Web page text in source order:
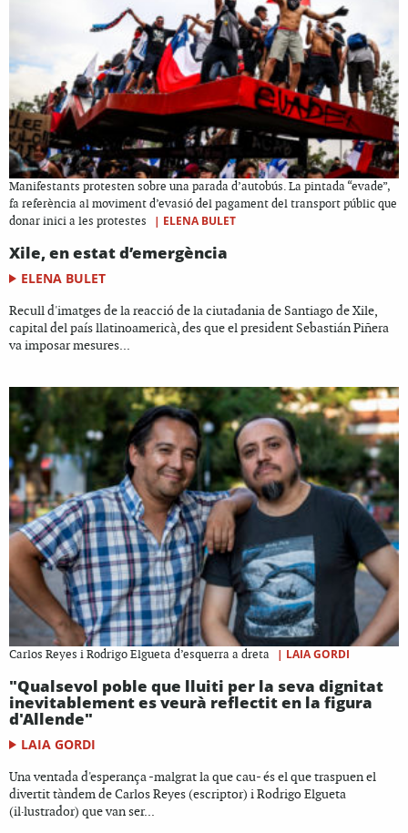
Manifestants protesten sobre una parada d’autobús. La pintada “evade”,
fa referència al moviment d’evasió del pagament del transport públic que
donar inici a les protestes
| ELENA BULET
Xile, en estat d’emergència
ELENA BULET
Recull d'imatges de la reacció de la ciutadania de Santiago de Xile,
capital del país llatinoamericà, des que el president Sebastián Piñera
va imposar mesures...
Carlos Reyes i Rodrigo Elgueta d’esquerra a dreta | LAIA GORDI
"Qualsevol poble que lluiti per la seva dignitat
inevitablement es veurà reflectit en la figura
d'Allende"
LAIA GORDI
Una ventada d'esperança -malgrat la que cau- és el que traspuen el
divertit tàndem de Carlos Reyes (escriptor) i Rodrigo Elgueta
(il·lustrador) que van ser...